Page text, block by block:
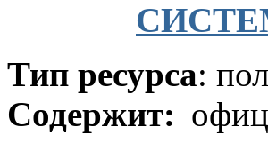
Тип ресурса:
Содержит: